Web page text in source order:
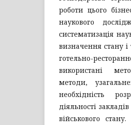
роботи цього
наукового
систематизація
визначення стану і
готельно-
використані
методи,
необхідність
діяльності
військового